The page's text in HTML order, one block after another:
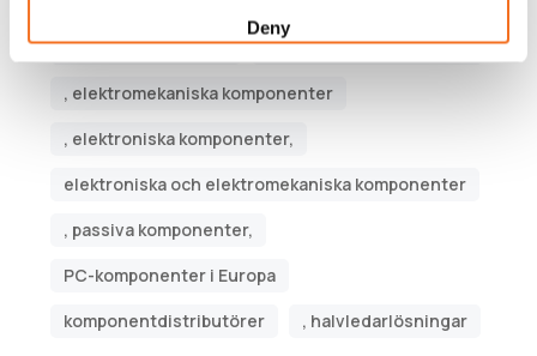
Deny
aktiva komponenter
, elektriska komponenter
, elektromekaniska komponenter
, elektroniska komponenter,
elektroniska och elektromekaniska komponenter
, passiva komponenter,
PC-komponenter i Europa
komponentdistributörer
, halvledarlösningar